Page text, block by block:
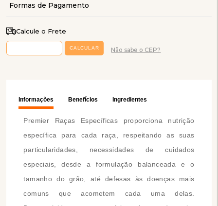
Calcule o Frete
Não sabe o CEP?
Informações Benefícios Ingredientes
Premier Raças Específicas proporciona nutrição
específica para cada raça, respeitando as suas
particularidades, necessidades de cuidados
especiais, desde a formulação balanceada e o
tamanho do grão, até defesas às doenças mais
comuns que acometem cada uma delas.